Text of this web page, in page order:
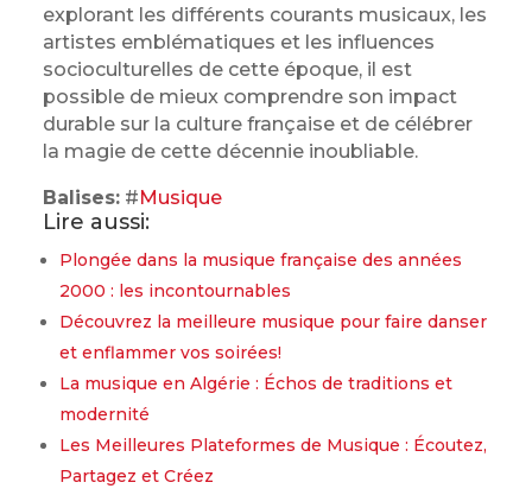
explorant les différents courants musicaux, les
artistes emblématiques et les influences
socioculturelles de cette époque, il est
possible de mieux comprendre son impact
durable sur la culture française et de célébrer
la magie de cette décennie inoubliable.
Balises:#Musique
Lire aussi:
Plongée dans la musique française des années
2000 : les incontournables
Découvrez la meilleure musique pour faire danser
et enflammer vos soirées!
La musique en Algérie : Échos de traditions et
modernité
Les Meilleures Plateformes de Musique : Écoutez,
Partagez et Créez